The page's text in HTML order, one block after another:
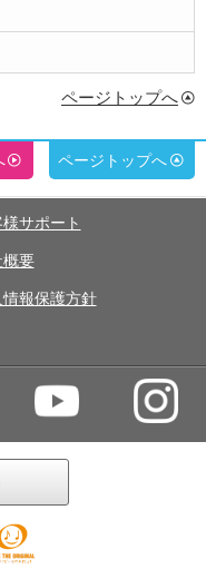
ページトップへ
ページトップへ
サポート
要
報保護方針